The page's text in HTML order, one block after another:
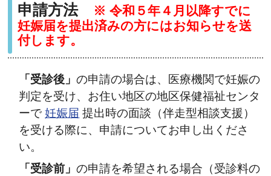
申請方法
※ 令和５年４月以降すでに
妊娠届を提出済みの方にはお知らせを送
付します。
「受診後」の申請の場合は、医療機関で妊娠の
判定を受け、お住い地区の地区保健福祉センタ
ーで妊娠届 提出時の面談（伴走型相談支援）
を受ける際に、申請についてお申し出くださ
い。
「受診前」の申請を希望される場合（受診料の